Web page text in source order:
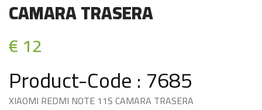
CAMARA TRASERA
€ 12
Product-Code : 7685
XIAOMI REDMI NOTE 11S CAMARA TRASERA